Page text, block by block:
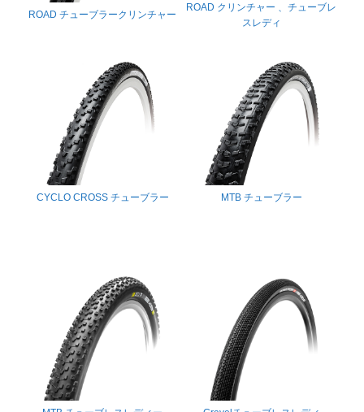
ROAD チューブラークリンチャー
ROAD クリンチャー 、チューブレ
スレディ
CYCLO CROSS チューブラー MTB チューブラー